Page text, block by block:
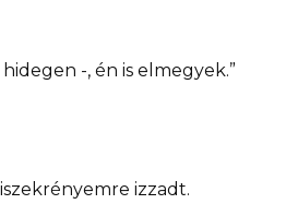
-, én is elmegyek.”
izzadt.